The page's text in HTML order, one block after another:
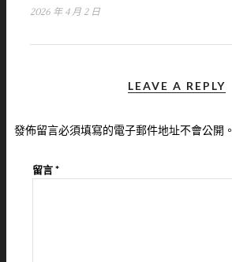
2026 年 4 月 2 日
LEAVE A REPLY
發佈留言必須填寫的電子郵件地址不會公開。
留言*